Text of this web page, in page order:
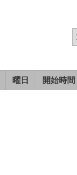
曜日 開始時間